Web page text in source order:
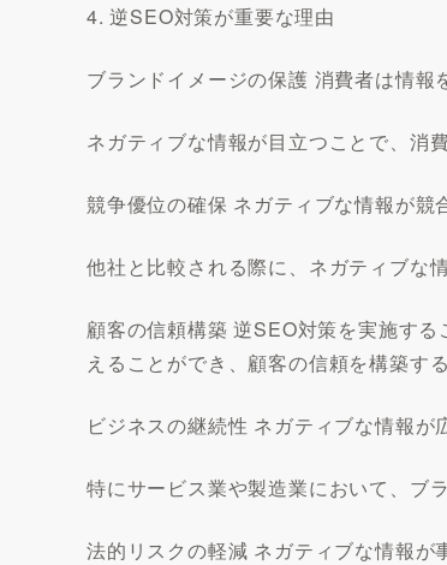
4. 逆SEO対策が重要な理由
ブランドイメージの保護 消費者は情報
ネガティブな情報が目立つことで、消
競争優位の確保 ネガティブな情報が競
他社と比較される際に、ネガティブな
顧客の信頼構築 逆SEO対策を実施す
えることができ、顧客の信頼を構築す
ビジネスの継続性 ネガティブな情報が
特にサービス業や製造業において、ブ
法的リスクの軽減 ネガティブな情報